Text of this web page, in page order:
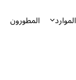
الموارد المطورون